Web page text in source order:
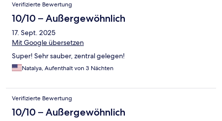
Verifizierte Bewertung
10/10 – Außergewöhnlich
17. Sept. 2025
Mit Google übersetzen
Super! Sehr sauber, zentral gelegen!
Natalya, Aufenthalt von 3 Nächten
Verifizierte Bewertung
10/10 – Außergewöhnlich